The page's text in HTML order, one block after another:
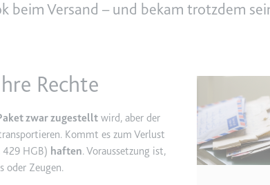
über Geräte und Marketingkanäle hinweg.
Versand – und bekam trotzdem
Rechte
zwar zugestellt wird, aber der
Kommt es zum Verlust
429 HGB) haften. Voraussetzung ist,
oder Zeugen.